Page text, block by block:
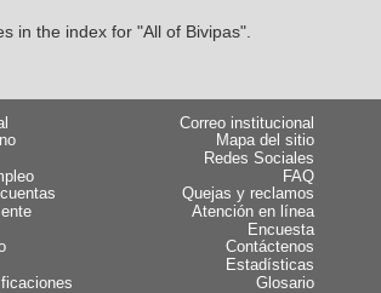
in the index for "All of Bivipas".
Correo institucional
Mapa del sitio
Redes Sociales
FAQ
Quejas y reclamos
Atención en línea
Encuesta
Contáctenos
Estadísticas
Glosario